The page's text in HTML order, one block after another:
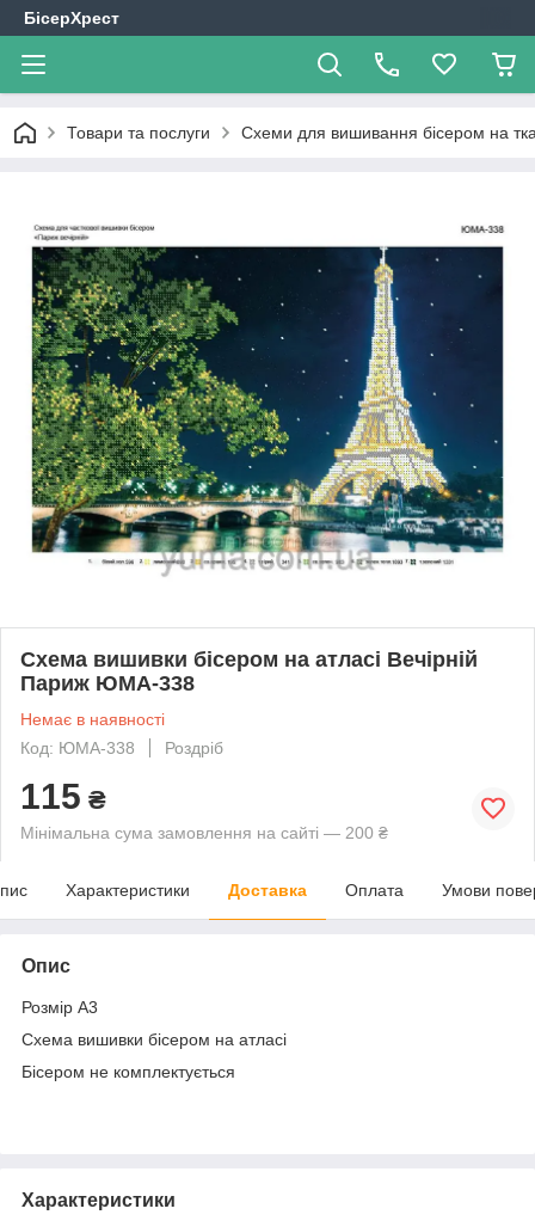
БісерХрест
Товари та послуги Схеми для вишивання бісером на
Схема вишивки бісером на атласі Вечірній
Париж ЮМА-338
Немає в наявності
Код: ЮМА-338
Роздріб
115 ₴
Мінімальна сума замовлення на сайті — 200 ₴
Характеристики Доставка Оплата Умови
Опис
Розмір А3
Схема вишивки бісером на атласі
Бісером не комплектується
Характеристики